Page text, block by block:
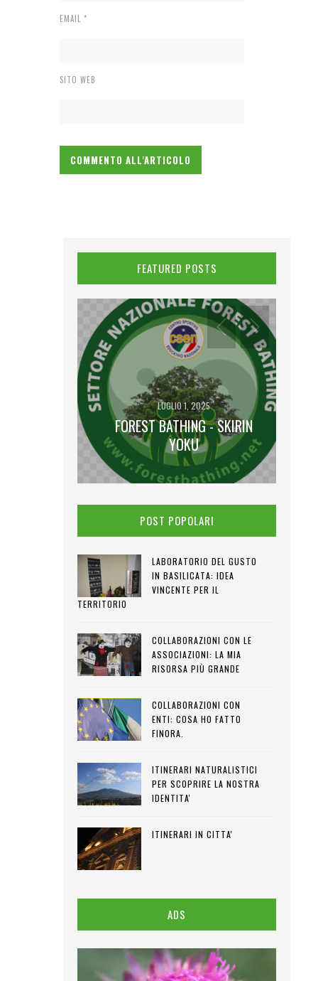
EMAIL *
SITO WEB
FEATURED POSTS
LUGLIO 1, 2025
FOREST BATHING - SKIRIN
YOKU
POST POPOLARI
LABORATORIO DEL GUSTO
IN BASILICATA: IDEA
VINCENTE PER IL
TERRITORIO
COLLABORAZIONI CON LE
ASSOCIAZIONI: LA MIA
RISORSA PIÙ GRANDE
COLLABORAZIONI CON
ENTI: COSA HO FATTO
FINORA.
ITINERARI NATURALISTICI
PER SCOPRIRE LA NOSTRA
IDENTITA'
ITINERARI IN CITTA'
ADS